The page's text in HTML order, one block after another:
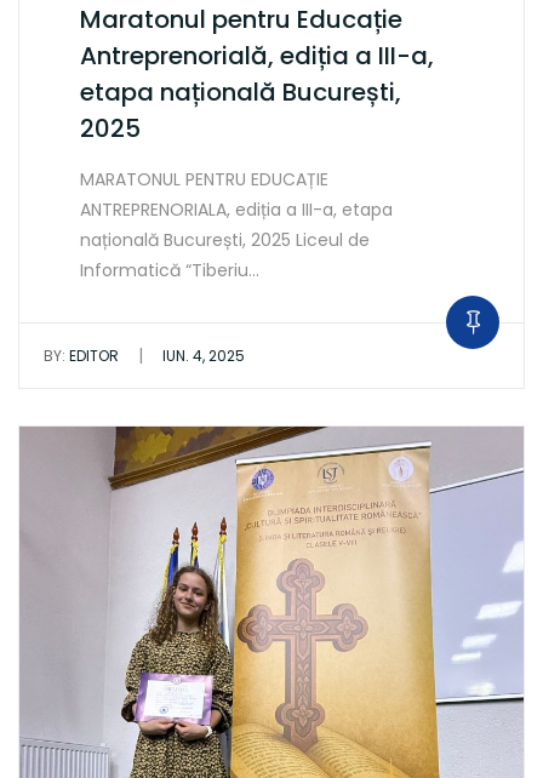
Maratonul pentru Educație
Antreprenorială, ediția a III-a,
etapa națională București,
2025
MARATONUL PENTRU EDUCAȚIE
ANTREPRENORIALA, ediția a III-a, etapa
națională București, 2025 Liceul de
Informatică “Tiberiu…
BY: EDITOR | IUN. 4, 2025